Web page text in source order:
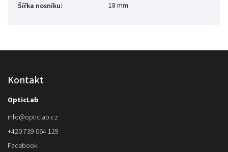
Šířka nosníku: 18 mm
Kontakt
OpticLab
info@opticlab.cz
+420 739 064 129
Facebook